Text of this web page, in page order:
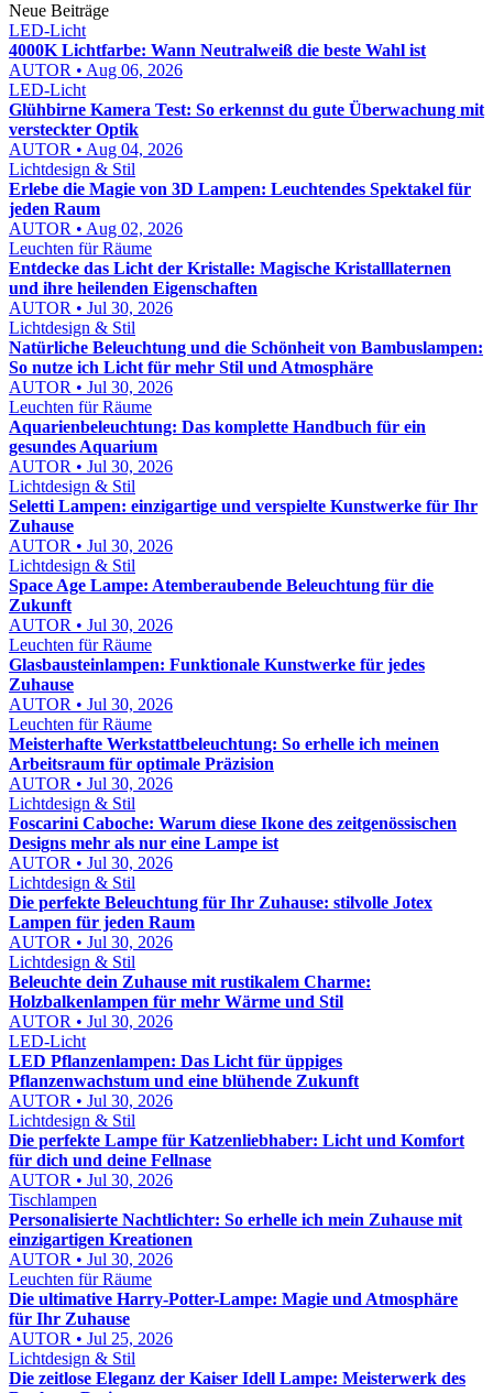
Neue Beiträge
LED-Licht
4000K Lichtfarbe: Wann Neutralweiß die beste Wahl ist
AUTOR • Aug 06, 2026
LED-Licht
Glühbirne Kamera Test: So erkennst du gute Überwachung mit
versteckter Optik
AUTOR • Aug 04, 2026
Lichtdesign & Stil
Erlebe die Magie von 3D Lampen: Leuchtendes Spektakel für
jeden Raum
AUTOR • Aug 02, 2026
Leuchten für Räume
Entdecke das Licht der Kristalle: Magische Kristalllaternen
und ihre heilenden Eigenschaften
AUTOR • Jul 30, 2026
Lichtdesign & Stil
Natürliche Beleuchtung und die Schönheit von Bambuslampen:
So nutze ich Licht für mehr Stil und Atmosphäre
AUTOR • Jul 30, 2026
Leuchten für Räume
Aquarienbeleuchtung: Das komplette Handbuch für ein
gesundes Aquarium
AUTOR • Jul 30, 2026
Lichtdesign & Stil
Seletti Lampen: einzigartige und verspielte Kunstwerke für Ihr
Zuhause
AUTOR • Jul 30, 2026
Lichtdesign & Stil
Space Age Lampe: Atemberaubende Beleuchtung für die
Zukunft
AUTOR • Jul 30, 2026
Leuchten für Räume
Glasbausteinlampen: Funktionale Kunstwerke für jedes
Zuhause
AUTOR • Jul 30, 2026
Leuchten für Räume
Meisterhafte Werkstattbeleuchtung: So erhelle ich meinen
Arbeitsraum für optimale Präzision
AUTOR • Jul 30, 2026
Lichtdesign & Stil
Foscarini Caboche: Warum diese Ikone des zeitgenössischen
Designs mehr als nur eine Lampe ist
AUTOR • Jul 30, 2026
Lichtdesign & Stil
Die perfekte Beleuchtung für Ihr Zuhause: stilvolle Jotex
Lampen für jeden Raum
AUTOR • Jul 30, 2026
Lichtdesign & Stil
Beleuchte dein Zuhause mit rustikalem Charme:
Holzbalkenlampen für mehr Wärme und Stil
AUTOR • Jul 30, 2026
LED-Licht
LED Pflanzenlampen: Das Licht für üppiges
Pflanzenwachstum und eine blühende Zukunft
AUTOR • Jul 30, 2026
Lichtdesign & Stil
Die perfekte Lampe für Katzenliebhaber: Licht und Komfort
für dich und deine Fellnase
AUTOR • Jul 30, 2026
Tischlampen
Personalisierte Nachtlichter: So erhelle ich mein Zuhause mit
einzigartigen Kreationen
AUTOR • Jul 30, 2026
Leuchten für Räume
Die ultimative Harry-Potter-Lampe: Magie und Atmosphäre
für Ihr Zuhause
AUTOR • Jul 25, 2026
Lichtdesign & Stil
Die zeitlose Eleganz der Kaiser Idell Lampe: Meisterwerk des